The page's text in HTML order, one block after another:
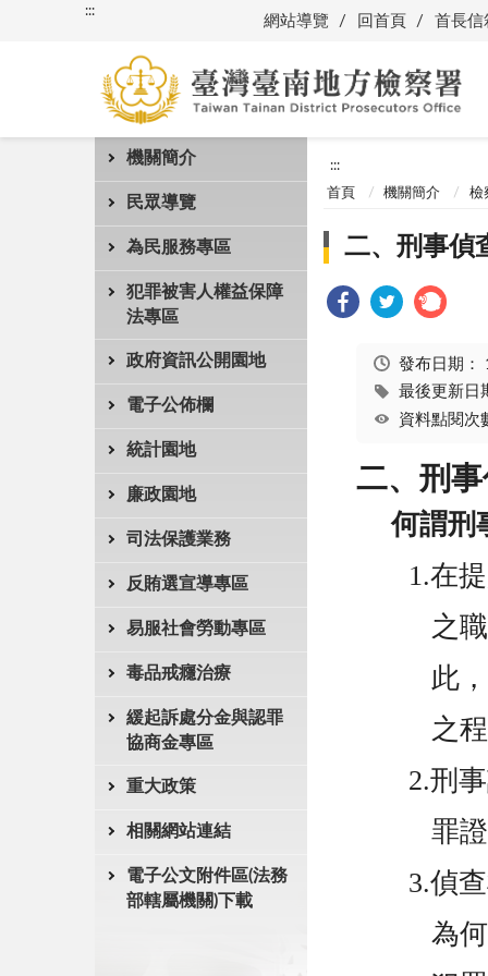
:::
網站導覽 回首頁 首長信
機關簡介
民眾導覽
為民服務專區
犯罪被害人權益保障
法專區
政府資訊公開園地
電子公佈欄
統計園地
廉政園地
司法保護業務
反賄選宣導專區
易服社會勞動專區
毒品戒癮治療
緩起訴處分金與認罪
協商金專區
重大政策
相關網站連結
電子公文附件區(法務
部轄屬機關)下載
:::
首頁 機關簡介 檢
二、刑事偵
發布日期：
最後更新日
資料點閱次
二、刑
何謂刑
1.在
之
此
之
2.刑
罪
3.偵
為